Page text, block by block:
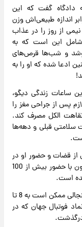
دادگاه گفت که این
اندازه طبیعی‌اش وزن
از روز را در عذاب
این است که به
و شب‌ها قرص‌های
شده که او را به
ساعات زندگی دیگو،
پس از جراحی مغز را
نقاهت الکل مصرف کند.
سلامتی قبلی و دهه‌ها
از قضات و حضور او در
یک مستند تلویزیونی متوقف شده بود، اما اکنون با حضور بیش از 100
است.
در صورت اثبات اتهامات، متهمان این پرونده جنجالی ممکن است به 8 تا
فوتبال جهان که در